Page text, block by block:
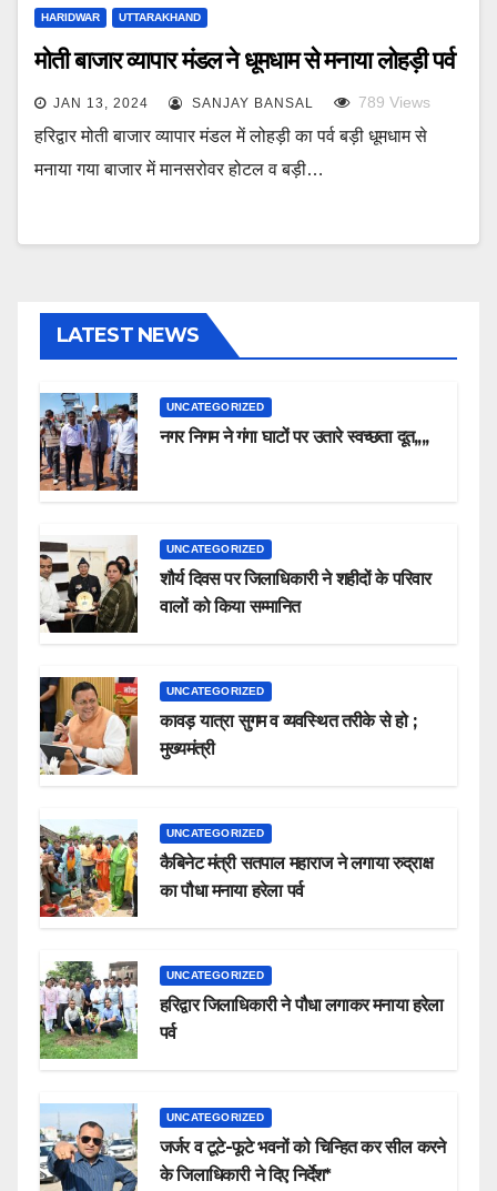
HARIDWAR UTTARAKHAND
मोती बाजार व्यापार मंडल ने धूमधाम से मनाया लोहड़ी पर्व
JAN 13, 2024 SANJAY BANSAL 789 Views
हरिद्वार मोती बाजार व्यापार मंडल में लोहड़ी का पर्व बड़ी धूमधाम से
मनाया गया बाजार में मानसरोवर होटल व बड़ी…
LATEST NEWS
UNCATEGORIZED
नगर निगम ने गंगा घाटों पर उतारे स्वच्छता दूत,,,,
UNCATEGORIZED
शौर्य दिवस पर जिलाधिकारी ने शहीदों के परिवार
वालों को किया सम्मानित
UNCATEGORIZED
कावड़ यात्रा सुगम व व्यवस्थित तरीके से हो ;
मुख्यमंत्री
UNCATEGORIZED
कैबिनेट मंत्री सतपाल महाराज ने लगाया रुद्राक्ष
का पौधा मनाया हरेला पर्व
UNCATEGORIZED
हरिद्वार जिलाधिकारी ने पौधा लगाकर मनाया हरेला
पर्व
UNCATEGORIZED
जर्जर व टूटे-फूटे भवनों को चिन्हित कर सील करने
के जिलाधिकारी ने दिए निर्देश*